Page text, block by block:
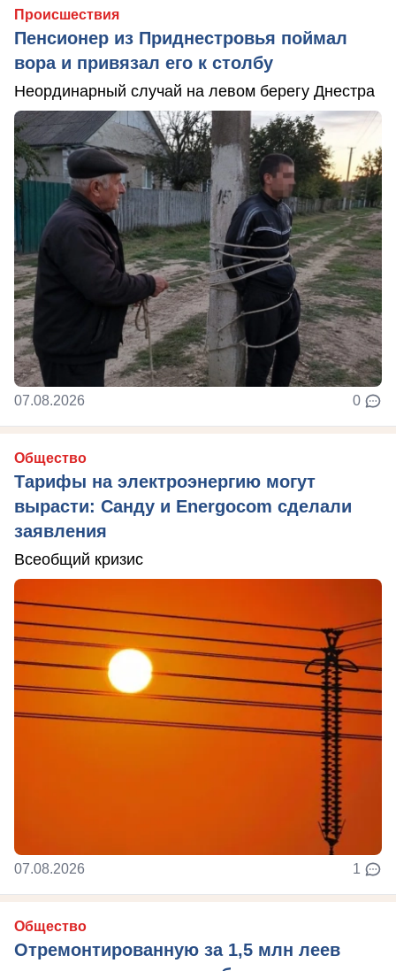
Происшествия
Пенсионер из Приднестровья поймал
вора и привязал его к столбу
Неординарный случай на левом берегу Днестра
07.08.2026 0
Общество
Тарифы на электроэнергию могут
вырасти: Санду и Energocom сделали
заявления
Всеобщий кризис
07.08.2026 1
Общество
Отремонтированную за 1,5 млн леев